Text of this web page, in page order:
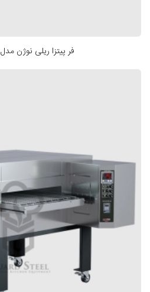
فر پیتزا ریلی نوژن مدل 3040SDG